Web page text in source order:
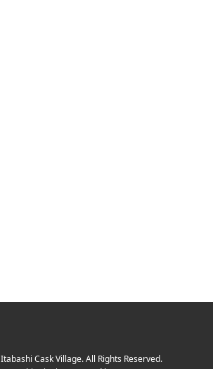
Itabashi Cask Village. All Rights Reserved.